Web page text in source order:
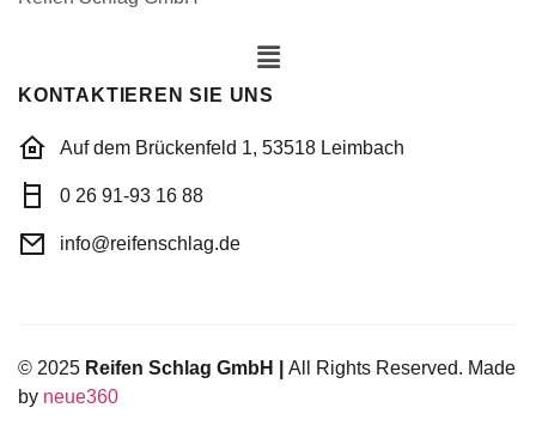
KONTAKTIEREN SIE UNS
Auf dem Brückenfeld 1, 53518 Leimbach
0 26 91-93 16 88
info@reifenschlag.de
© 2025 Reifen Schlag GmbH | All Rights Reserved. Made
by neue360